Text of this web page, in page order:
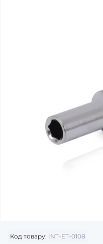
Код товару: INT-ET-0108